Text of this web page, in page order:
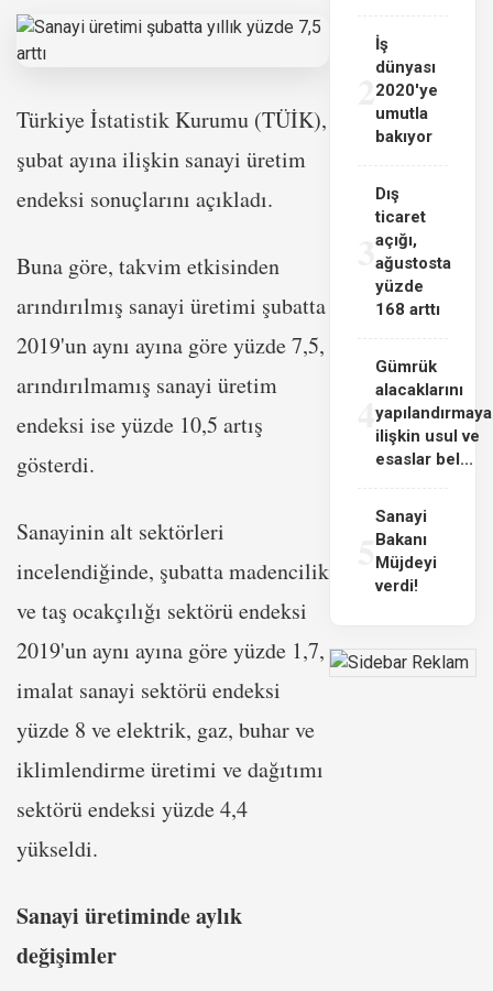
Türkiye İstatistik Kurumu (TÜİK),
şubat ayına ilişkin sanayi üretim
endeksi sonuçlarını açıkladı.
Buna göre, takvim etkisinden
arındırılmış sanayi üretimi şubatta
2019'un aynı ayına göre yüzde 7,5,
arındırılmamış sanayi üretim
endeksi ise yüzde 10,5 artış
gösterdi.
Sanayinin alt sektörleri
incelendiğinde, şubatta madencilik
ve taş ocakçılığı sektörü endeksi
2019'un aynı ayına göre yüzde 1,7,
imalat sanayi sektörü endeksi
yüzde 8 ve elektrik, gaz, buhar ve
iklimlendirme üretimi ve dağıtımı
sektörü endeksi yüzde 4,4
yükseldi.
Sanayi üretiminde aylık
değişimler
İş
dünyası
2020'ye
umutla
bakıyor
3
Dış
ticaret
açığı,
ağustosta
yüzde
168 arttı
4
Gümrük
alacaklarını
yapılandırmaya
ilişkin usul ve
esaslar bel...
Sanayi
Bakanı
Müjdeyi
verdi!